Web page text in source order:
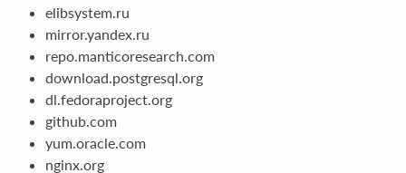
elibsystem.ru
mirror.yandex.ru
repo.manticoresearch.com
download.postgresql.org
dl.fedoraproject.org
github.com
yum.oracle.com
nginx.org